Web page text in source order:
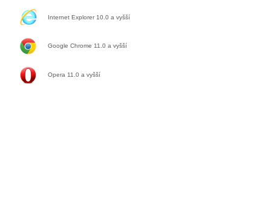
Internet Explorer 10.0 a vyšší
Google Chrome 11.0 a vyšší
Opera 11.0 a vyšší